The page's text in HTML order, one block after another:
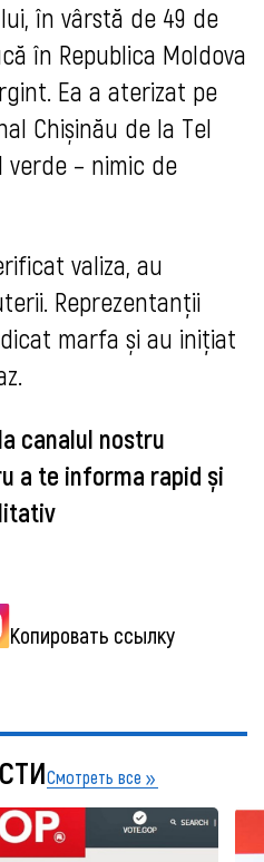
în vârstă de 49 de
în Republica Moldova
Ea a aterizat pe
Chișinău de la Tel
verde – nimic de
valiza, au
Reprezentanții
marfa și au inițiat
canalul nostru
a te informa rapid și
Копировать ссылку
Смотреть все